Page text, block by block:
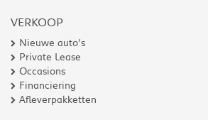
VERKOOP
Nieuwe auto’s
Private Lease
Occasions
Financiering
Afleverpakketten